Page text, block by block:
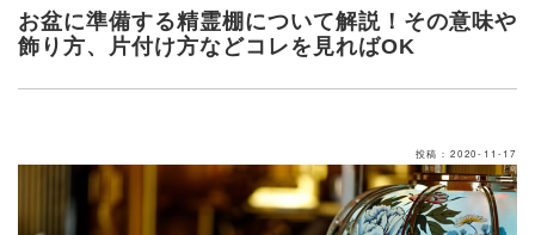
お盆に準備する精霊棚について解説！その意味や
飾り方、片付け方などコレを見ればOK
投稿：2020-11-17